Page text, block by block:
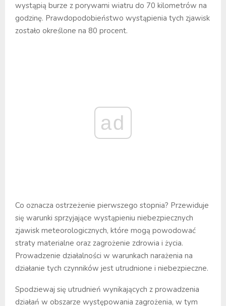
wystąpią burze z porywami wiatru do 70 kilometrów na
godzinę. Prawdopodobieństwo wystąpienia tych zjawisk
zostało określone na 80 procent.
ad
Co oznacza ostrzeżenie pierwszego stopnia? Przewiduje
się warunki sprzyjające wystąpieniu niebezpiecznych
zjawisk meteorologicznych, które mogą powodować
straty materialne oraz zagrożenie zdrowia i życia.
Prowadzenie działalności w warunkach narażenia na
działanie tych czynników jest utrudnione i niebezpieczne.
Spodziewaj się utrudnień wynikających z prowadzenia
działań w obszarze występowania zagrożenia, w tym